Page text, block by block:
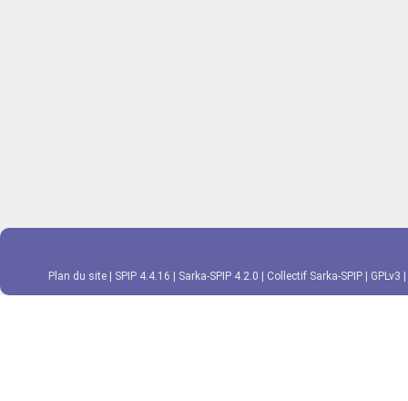
Plan du site SPIP 4.4.16 Sarka-SPIP 4.2.0 Collectif Sarka-SPIP GPLv3